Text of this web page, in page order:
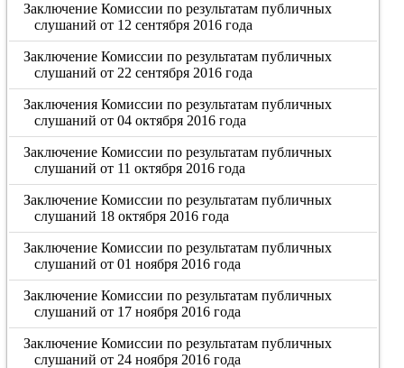
Заключение Комиссии по результатам публичных
слушаний от 12 сентября 2016 года
Заключение Комиссии по результатам публичных
слушаний от 22 сентября 2016 года
Заключения Комиссии по результатам публичных
слушаний от 04 октября 2016 года
Заключение Комиссии по результатам публичных
слушаний от 11 октября 2016 года
Заключение Комиссии по результатам публичных
слушаний 18 октября 2016 года
Заключение Комиссии по результатам публичных
слушаний от 01 ноября 2016 года
Заключение Комиссии по результатам публичных
слушаний от 17 ноября 2016 года
Заключение Комиссии по результатам публичных
слушаний от 24 ноября 2016 года